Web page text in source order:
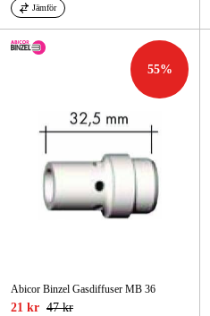
Jämför
55%
Abicor Binzel Gasdiffuser MB 36
21 kr 47 kr